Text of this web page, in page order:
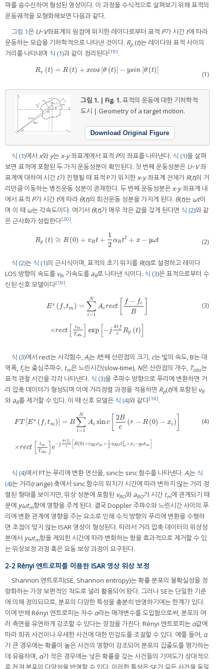
파를 송수신하여 형성된 영상이다. 이 과정을 수식적으로 살펴보기 위해 표적의
운동궤적을 모형화해보면 다음과 같다.
그림 1은 U−V좌표계의 원점에 위치한 레이다로부터 표적 P가 시간 t에 따라
운동하는 모습을 기하학적으로 나타낸 것이다. Rp(t)는 레이다와 표적 사이의
거리를 나타내며 식 (1)과 같이 정리된다[19].
Rv (t) = R (t) + xcos [θ (t)] − ysin [θ (t)]
Rvt= Rt+xcos θt −ys nθ t (1)
그림 1. | Fig. 1.표적의 운동에 대한 기하학적
도시 | Geometry of a target motion.
Download Original Figure
식 (1)에서 x와 y는x-y좌표계에서 표적 P의 좌표를 나타낸다. 식 (1)을 살펴
보면 표적에 포함된 두 가지 운동성분이 확인된다. 첫 번째 운동성분은 U−V좌
표계에 대하여 시간 t가 진행될 때 표적 P가 위치한x-y좌표계 전체가 R(t)의 거
리만큼 이동하는 병진운동 성분이 존재한다. 두 번째 운동성분은x-y좌표계 내
에서 표적 P가 시간 t에 따라 θ(t)의 회전운동 성분을 가지게 된다. θ(t)는 ωt이
며 이 때 ω는 각속도이다. 여기서 θ(t)가 매우 작은 값을 갖게 된다면 식 (2)와 같
은 근사화가 성립한다[20].
Rp (t) ≅ R (0) + vRt +
1
2
αRt2 + x − yωt
R pt≅R0 +v Rt+1 2α Rt2+x−y ωt (2)
식 (2)는 식 (1)의 근사식이며, 표적의 초기 위치를 R(0)로 설정하고 레이다
LOS 방향의 속도를 vR, 가속도를 aR로 나타낸 식이다. 식 (3)은 표적으로부터 수
신된 신호 모델이다[19].
Es ( f, tm ) = ∑
i=1
N
Ai rect
f − fc
B
×rect
tm
Tobs
exp −j
4πf
c
Rp (t)
rec
(3)
식 (3)에서 rect는 사각함수,Ai는 i번째 산란점의 크기, c는 빛의 속도, B는 대
역폭, fc는 중심주파수, tm은 느린시간(slow-time), N은 산란점의 개수, Tobs는
표적 관찰 시간을 각각 나타낸다. 식 (3)을 주파수 방향으로 푸리에 변환하면 거
리 압축 데이터가 형성되며 이에 거리정렬 과정을 적용하면 Rp(t)에 포함된 vR
와 aR를 제거할 수 있다. 이 때 신호 모델은 식 (4)와 같다[19].
F T Es ( f, tm ) = B ∑
i=1
N
Ai sinc
2B
c
(r − R (0) − xi )
×rect
tm
Tobs
e
− j
4πfc
c
[R(0)+vROtm+ 1
2
aROt2
m+xi−yωtm
2Bc
(4)
식 (4)에서 FT는 푸리에 변환 연산을, sinc는 sinc 함수를 나타낸다. Ai는 식
(4)는 거리(range) 축에서 sinc 함수의 위치가 시간에 따라 변하지 않는 거리 정
렬된 형태를 보이지만, 위상 성분에 포함된 vRO와 aRO가 시간 tm에 관계되기 때
문에 yωtm항에 영향을 주게 된다. 결국 Doppler 주파수와 느린시간 사이의 푸
리에 변환 관계에 영향을 주는 요소로 인해 수직 방향의 푸리에 변환을 수행하
면 초점이 맞지 않는 ISAR 영상이 형성된다. 따라서 거리 압축 데이터의 위상성
분에서 yωtm항을 제외한 시간에 따라 변화하는 항을 효과적으로 제거할 수 있
는 위상보정 과정 혹은 요동 보상 과정이 요구된다.
2-2 Rényi 엔트로피를 이용한 ISAR 영상 위상 보정
Shannon 엔트로피(SE, Shannon entropy)는 확률 분포의 불확실성을 정
량화하는 가장 보편적인 척도로 널리 활용되어 왔다. 그러나 SE는 단일한 기준
에 의해 정의되므로, 분포의 다양한 특성을 충분히 반영하기에는 한계가 있다.
이에 반해 Rényi 엔트로피는 차수 α라는 매개변수를 도입함으로써, 분포의 여
러 측면을 유연하게 강조할 수 있다는 장점을 가진다. Rényi 엔트로피는 α값에
따라 희귀 사건이나 우세한 사건에 대한 민감도를 조절할 수 있다. 예를 들어, α
가 큰 경우에는 확률이 높은 사건의 영향이 강조되어 분포의 집중도를 평가하는
데 유용하며, α가 작은 경우에는 낮은 확률을 갖는 사건들의 기여도가 상대적으
로 커져 분포의 다양성을 반영할 수 있다. 이러한 특성은 SE가 모든 사건을 동일